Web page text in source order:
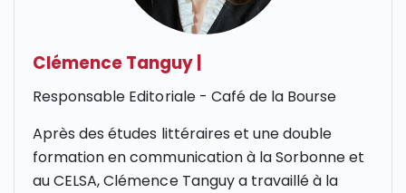
Clémence Tanguy
Responsable Editoriale - Café de la Bourse
Après des études littéraires et une double
formation en communication à la Sorbonne et
au CELSA, Clémence Tanguy a travaillé à la